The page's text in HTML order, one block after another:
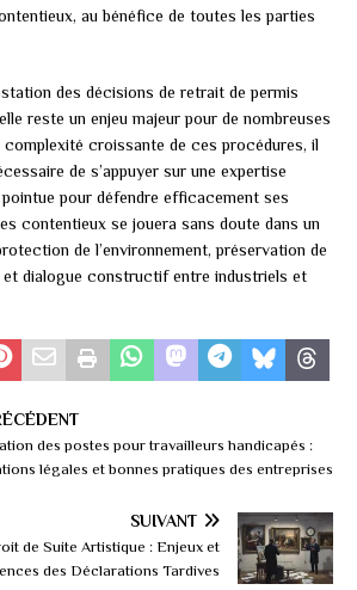
au bénéfice de toutes les parties
des décisions de retrait de permis
reste un enjeu majeur pour de nombreuses
complexité croissante de ces procédures, il
de s’appuyer sur une expertise
pour défendre efficacement ses
contentieux se jouera sans doute dans un
de l’environnement, préservation de
et dialogue constructif entre industriels et
des postes pour travailleurs handicapés :
légales et bonnes pratiques des entreprises
SUIVANT
de Suite Artistique : Enjeux et
des Déclarations Tardives